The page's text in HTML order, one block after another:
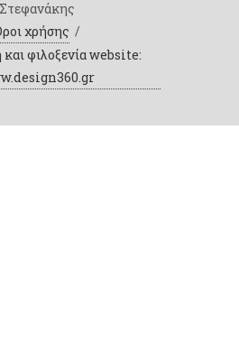
Στεφανάκης
χρήσης /
φιλοξενία website: